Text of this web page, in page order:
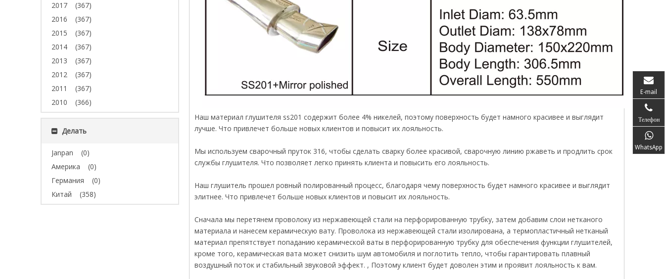
2017
(367)
2016
(367)
2015
(367)
2014
(367)
2013
(367)
2012
(367)
2011
(367)
2010
(366)
Делать
Janpan
(0)
Америка
(0)
Германия
(0)
Китай
(358)
Наш материал глушителя ss201 содержит более 4% никелей, поэтому поверхность будет намного красивее и выглядит
лучше. Что привлечет больше новых клиентов и повысит их лояльность.
Мы используем сварочный пруток 316, чтобы сделать сварку более красивой, сварочную линию ржаветь и продлить срок
службы глушителя. Что позволяет легко принять клиента и повысить его лояльность.
Наш глушитель прошел ровный полированный процесс, благодаря чему поверхность будет намного красивее и выглядит
элитнее. Что привлечет больше новых клиентов и повысит их лояльность.
Сначала мы перетянем проволоку из нержавеющей стали на перфорированную трубку, затем добавим слои нетканого
материала и нанесем керамическую вату. Проволока из нержавеющей стали изолирована, а термопластичный нетканый
материал препятствует попаданию керамической ваты в перфорированную трубку для обеспечения функции глушителей,
кроме того, керамическая вата может снизить шум автомобиля и поглотить тепло, чтобы гарантировать плавный
воздушный поток и стабильный звуковой эффект. , Поэтому клиент будет доволен этим и проявит лояльность к вам.
E-mail
Телефон
WhatsApp